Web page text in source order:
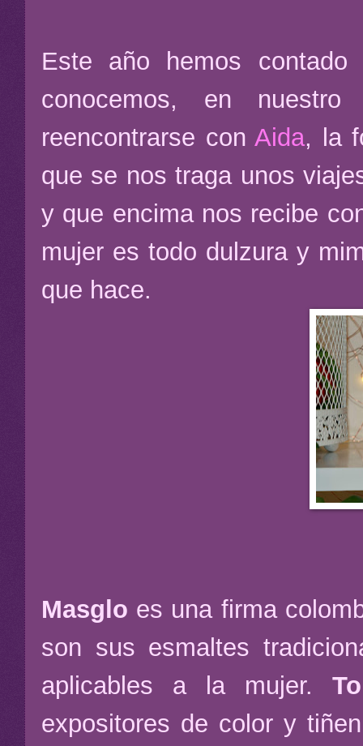
Este año hemos
conocemos, en
reencontrarse con Aida, la
que se nos traga unos
y que encima nos recibe
mujer es todo dulzura y
que hace.
Masglo es una firma
son sus esmaltes
aplicables a la mujer.
expositores de color y